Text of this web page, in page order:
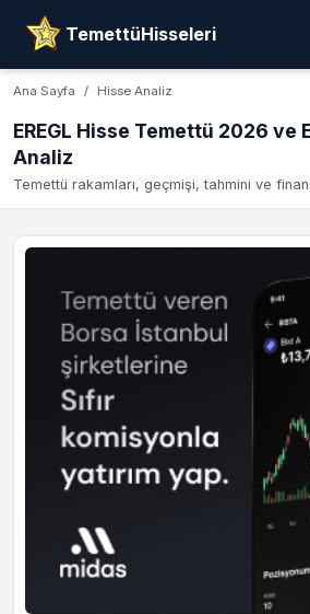
TemettüHisseleri
Ana Sayfa Hisse Analiz
EREGL Hisse Temettü 2026 ve
Analiz
Temettü rakamları, geçmişi, tahmini ve